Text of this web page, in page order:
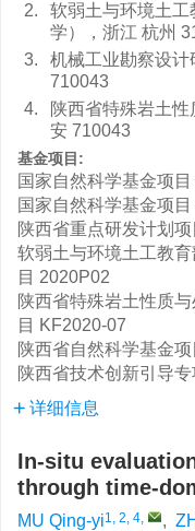
2.
软弱土与环境土
学），浙江 杭州
3.
机械工业勘察设
710043
4.
陕西省特殊岩土
安 710043
基金项目:
国家自然科学基金项目
国家自然科学基金项目
陕西省重点研发计划项
软弱土与环境土工教
目 2020P02
陕西省特殊岩土性质
目 KF2020-07
陕西省自然科学基金项
陕西省技术创新引导专
详细信息
In-situ
through time-
MU Qing-yi1, 2, 4, ,